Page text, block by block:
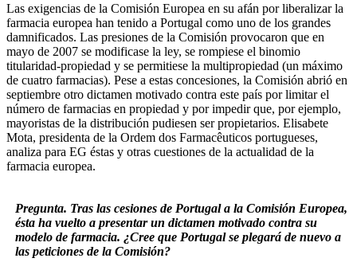
Las exigencias de la Comisión Europea en su afán por liberalizar la
farmacia europea han tenido a Portugal como uno de los grandes
damnificados. Las presiones de la Comisión provocaron que en
mayo de 2007 se modificase la ley, se rompiese el binomio
titularidad-propiedad y se permitiese la multipropiedad (un máximo
de cuatro farmacias). Pese a estas concesiones, la Comisión abrió en
septiembre otro dictamen motivado contra este país por limitar el
número de farmacias en propiedad y por impedir que, por ejemplo,
mayoristas de la distribución pudiesen ser propietarios. Elisabete
Mota, presidenta de la Ordem dos Farmacêuticos portugueses,
analiza para EG éstas y otras cuestiones de la actualidad de la
farmacia europea.
Pregunta. Tras las cesiones de Portugal a la Comisión Europea,
ésta ha vuelto a presentar un dictamen motivado contra su
modelo de farmacia. ¿Cree que Portugal se plegará de nuevo a
las peticiones de la Comisión?